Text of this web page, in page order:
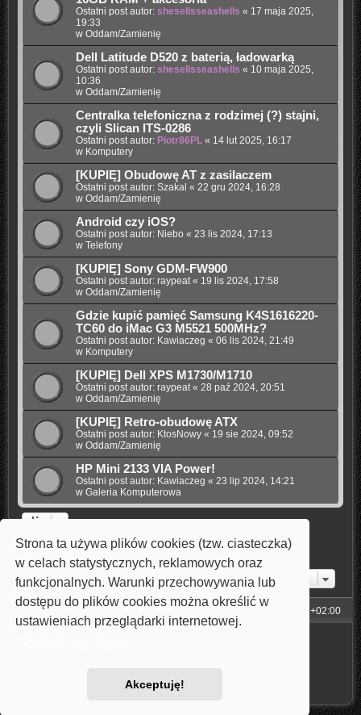
Strona ta używa plików cookies (tzw. ciasteczka)
w celach statystycznych, reklamowych oraz
funkcjonalnych. Warunki przechowywania lub
dostępu do plików cookies można określić w
ustawieniach przeglądarki internetowej.
Akceptuję!
Ostatni post autor: shesellsseashells « 17 maja 2025,
19:33
w Oddam/Zamienię
Dell Latitude D520 z baterią, ładowarką
Ostatni post autor: shesellsseashells « 10 maja 2025,
10:36
w Oddam/Zamienię
Centralka telefoniczna z rodzimej (?) stajni,
czyli Slican ITS-0286
Ostatni post autor: Piotr86PL« 14 lut 2025, 16:17
w Komputery
[KUPIĘ] Obudowę AT z zasilaczem
Ostatni post autor: Szakal « 22 gru 2024, 16:28
w Oddam/Zamienię
Android czy iOS?
Ostatni post autor: Niebo « 23 lis 2024, 17:13
w Telefony
[KUPIĘ] Sony GDM-FW900
Ostatni post autor: raypeat« 19 lis 2024, 17:58
w Oddam/Zamienię
Gdzie kupić pamięć Samsung K4S1616220-
TC60 do iMac G3 M5521 500MHz?
Ostatni post autor: Kawiaczeg « 06 lis 2024, 21:49
w Komputery
[KUPIĘ] Dell XPS M1730/M1710
Ostatni post autor: raypeat« 28 paź 2024, 20:51
w Oddam/Zamienię
[KUPIĘ] Retro-obudowę ATX
Ostatni post autor: KtosNowy« 19 sie 2024, 09:52
w Oddam/Zamienię
HP Mini 2133 VIA Power!
Ostatni post autor: Kawiaczeg « 23 lip 2024, 14:21
w Galeria Komputerowa
Znaleziono 110 wyników 1 2 3 4 5 Następna
Przejdź do
Strona główna UTC+02:00